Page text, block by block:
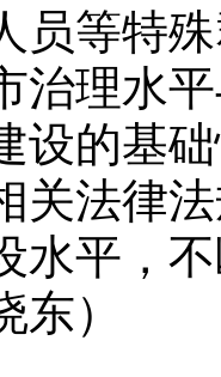
员等特
治理水
设的基
关法律
水平，
）